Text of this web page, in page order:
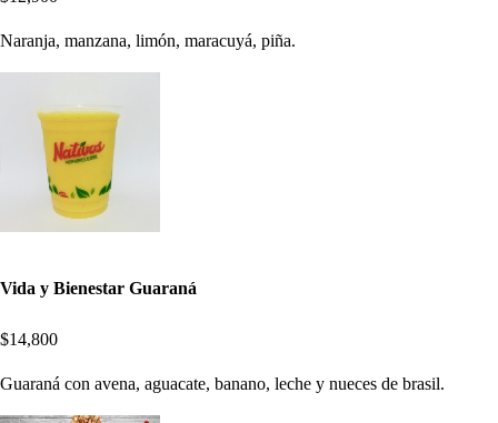
Naranja, manzana, limón, maracuyá, piña.
Vida y Bienestar Guaraná
$14,800
Guaraná con avena, aguacate, banano, leche y nueces de brasil.